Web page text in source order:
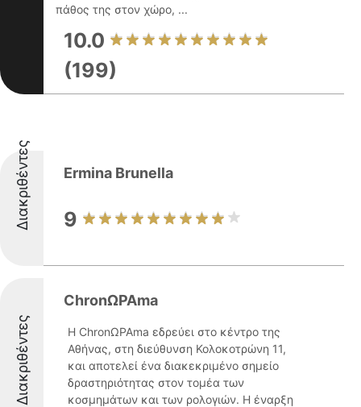
πάθος της στον χώρο, ...
10.0
(199)
Διακριθέντες Ermina Brunella
9
Διακριθέντες
ChronΩΡΑma
Η ChronΩΡΑma εδρεύει στο κέντρο της
Αθήνας, στη διεύθυνση Κολοκοτρώνη 11,
και αποτελεί ένα διακεκριμένο σημείο
δραστηριότητας στον τομέα των
κοσμημάτων και των ρολογιών. Η έναρξη